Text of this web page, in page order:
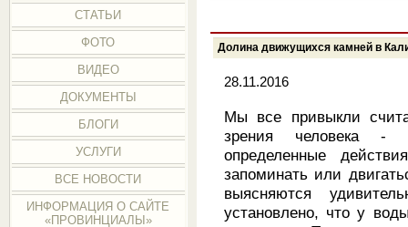
СТАТЬИ
ФОТО
ВИДЕО
ДОКУМЕНТЫ
БЛОГИ
УСЛУГИ
ВСЕ НОВОСТИ
ИНФОРМАЦИЯ О САЙТЕ
«ПРОВИНЦИАЛЫ»
Долина движущихся камней в
28.11.2016
Мы все привыкли
зрения человека -
определенные
запоминать или
выясняются
установлено, что у